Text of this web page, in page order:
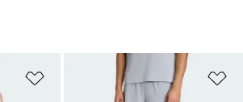
เพิ่มไปยังรายการสินค้าโปรด